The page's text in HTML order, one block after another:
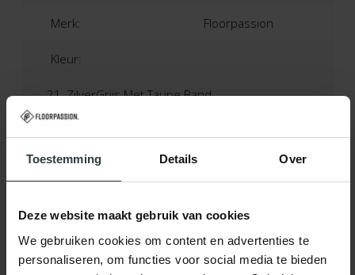
Toestemming Details Over
Deze website maakt gebruik van cookies
We gebruiken cookies om content en advertenties te
personaliseren, om functies voor social media te bieden
Merk: Floorpassion
Kleur:
21, ZilverGrijs Met Taupe Band
Band:
Productietechniek: Geweven